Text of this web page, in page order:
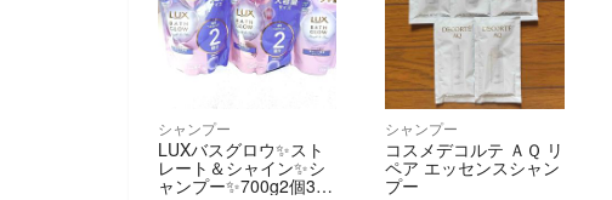
シャンプー
LUXバスグロウ✨スト
レート＆シャイン✨シ
ャンプー✨700g2個350
シャンプー
コスメデコルテ ＡＱ リ
ペア エッセンスシャン
プー